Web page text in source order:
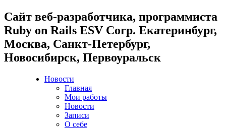
Cайт веб-разработчика, программиста
Ruby on Rails ESV Corp. Екатеринбург,
Москва, Санкт-Петербург,
Новосибирск, Первоуральск
Новости
Главная
Мои работы
Новости
Записи
О себе